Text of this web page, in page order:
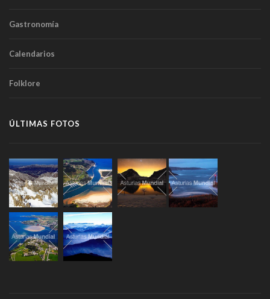
Gastronomía
Calendarios
Folklore
ÚLTIMAS FOTOS